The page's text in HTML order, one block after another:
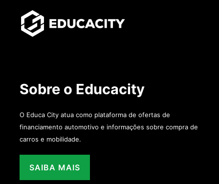
Sobre o Educacity
O Educa City atua como plataforma de ofertas de
financiamento automotivo e informações sobre compra de
carros e mobilidade.
SAIBA MAIS